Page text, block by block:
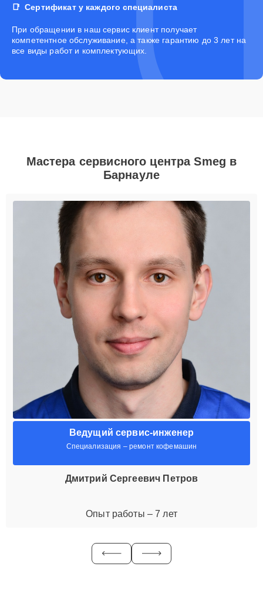
Сертификат у каждого специалиста
При обращении в наш сервис клиент получает
компетентное обслуживание, а также гарантию до 3 лет на
все виды работ и комплектующих.
Мастера сервисного центра Smeg в
Барнауле
Ведущий сервис-инженер
Специализация – ремонт кофемашин
Дмитрий Сергеевич Петров
Опыт работы – 7 лет